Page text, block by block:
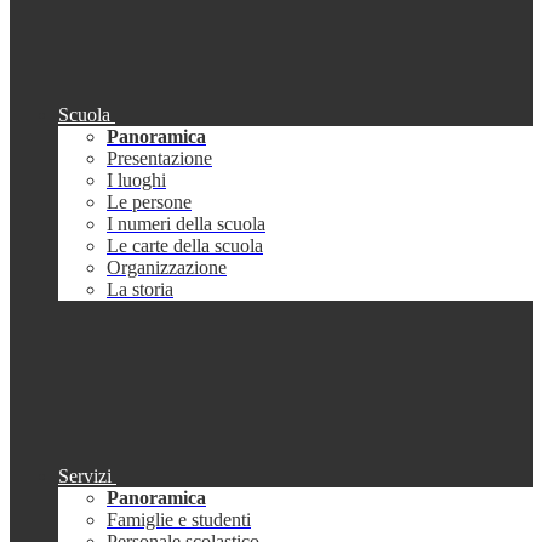
Scuola
Panoramica
Presentazione
I luoghi
Le persone
I numeri della scuola
Le carte della scuola
Organizzazione
La storia
Servizi
Panoramica
Famiglie e studenti